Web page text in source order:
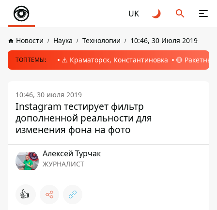
UK
Новости Наука Технологии 10:46, 30 Июля 2019
ТОПТЕМЫ: ⚠️ Краматорск, Константиновка 🔴
10:46, 30 июля 2019
Instagram тестирует фильтр
дополненной реальности для
изменения фона на фото
Алексей Турчак
ЖУРНАЛИСТ
👍